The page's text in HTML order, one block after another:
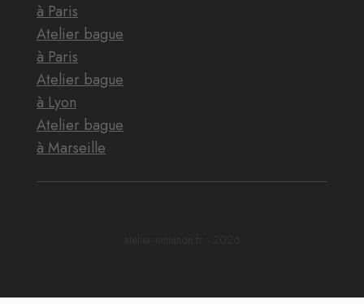
à Paris
Atelier bague
à Paris
Atelier bague
à Lyon
Atelier bague
à Marseille